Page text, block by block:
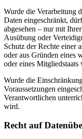
Wurde die Verarbeitung
Daten eingeschränkt,
abgesehen – nur mit
Ausübung oder
Schutz der Rechte einer
oder aus Gründen eines
oder eines Mitgliedstaats
Wurde die
Voraussetzungen
Verantwortlichen
wird.
Recht auf